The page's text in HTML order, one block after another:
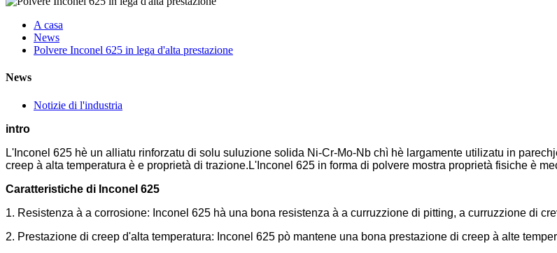
A casa
News
Polvere Inconel 625 in lega d'alta prestazione
News
Notizie di l'industria
intro
L'Inconel 625 hè un alliatu rinforzatu di solu suluzione solida Ni-Cr-Mo-Nb chì hè largamente utilizatu in
creep à alta temperatura è e proprietà di trazione.L'Inconel 625 in forma di polvere mostra proprietà fisiche è
Caratteristiche di Inconel 625
1. Resistenza à a corrosione: Inconel 625 hà una bona resistenza à a curruzzione di pitting, a curruzzione di
2. Prestazione di creep d'alta temperatura: Inconel 625 pò mantene una bona prestazione di creep à alte